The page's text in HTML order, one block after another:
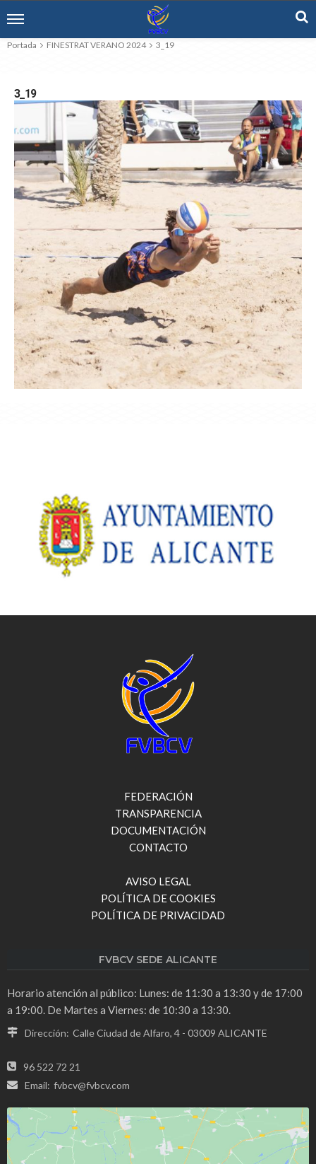
Portada FINESTRAT VERANO 2024 3_19
3_19
FEDERACIÓN
TRANSPARENCIA
DOCUMENTACIÓN
CONTACTO
AVISO LEGAL
POLÍTICA DE COOKIES
POLÍTICA DE PRIVACIDAD
FVBCV SEDE ALICANTE
Horario atención al público: Lunes: de 11:30 a 13:30 y de 17:00
a 19:00. De Martes a Viernes: de 10:30 a 13:30.
Dirección: Calle Ciudad de Alfaro, 4 - 03009 ALICANTE
96 522 72 21
Email: fvbcv@fvbcv.com